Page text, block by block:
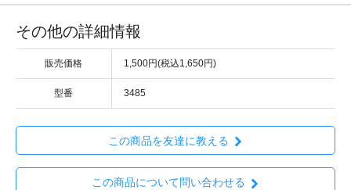
その他の詳細情報
販売価格 1,500円(税込1,650円)
型番 3485
この商品を友達に教える
この商品について問い合わせる